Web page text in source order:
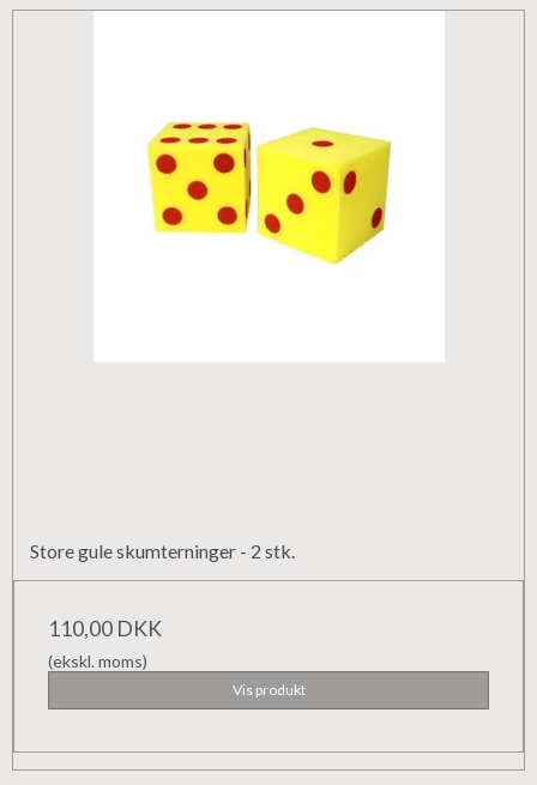
Store gule skumterninger - 2 stk.
110,00 DKK
(ekskl. moms)
Vis produkt